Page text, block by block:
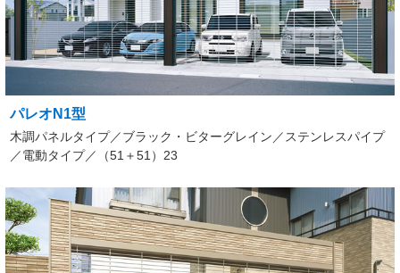
パレオN1型
木調パネルタイプ／ブラック・ビターグレイン／ステンレスパイプ
／電動タイプ／（51＋51）23